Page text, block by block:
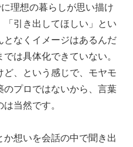
理想の暮らしが思い描け
引き出してほしい」とい
となくイメージはあるんだ
は具体化できていない。
、という感じで、モヤモ
プロではないから、言葉
当然です。
想いを会話の中で聞き出